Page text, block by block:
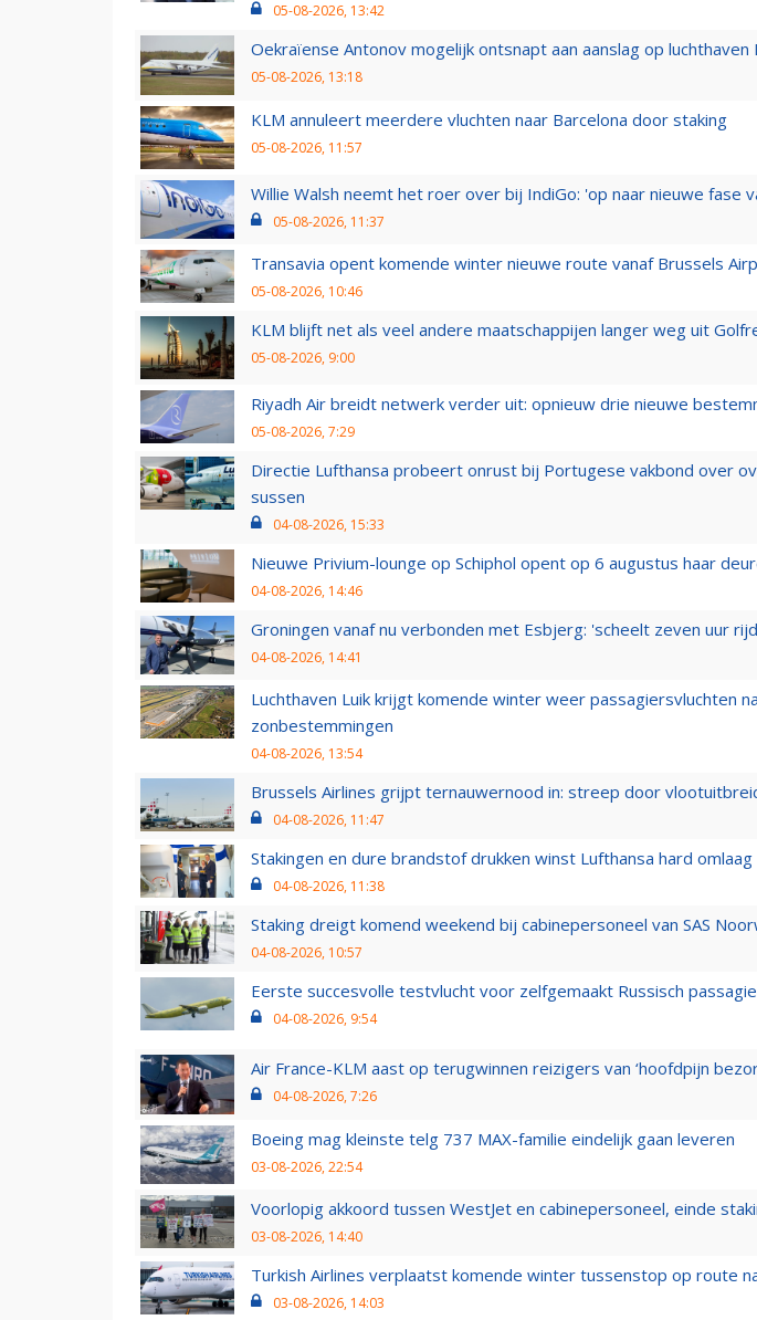
05-08-2026, 13:42
Oekraïense Antonov mogelijk ontsnapt aan aanslag op luchthaven
05-08-2026, 13:18
KLM annuleert meerdere vluchten naar Barcelona door staking
05-08-2026, 11:57
Willie Walsh neemt het roer over bij IndiGo: 'op naar nieuwe fase
05-08-2026, 11:37
Transavia opent komende winter nieuwe route vanaf Brussels
05-08-2026, 10:46
KLM blijft net als veel andere maatschappijen langer weg uit
05-08-2026, 9:00
Riyadh Air breidt netwerk verder uit: opnieuw drie nieuwe
05-08-2026, 7:29
Directie Lufthansa probeert onrust bij Portugese vakbond over
sussen
04-08-2026, 15:33
Nieuwe Privium-lounge op Schiphol opent op 6 augustus haar
04-08-2026, 14:46
Groningen vanaf nu verbonden met Esbjerg: 'scheelt zeven uur
04-08-2026, 14:41
Luchthaven Luik krijgt komende winter weer passagiersvluchten
zonbestemmingen
04-08-2026, 13:54
Brussels Airlines grijpt ternauwernood in: streep door
04-08-2026, 11:47
Stakingen en dure brandstof drukken winst Lufthansa hard omlaag
04-08-2026, 11:38
Staking dreigt komend weekend bij cabinepersoneel van SAS
04-08-2026, 10:57
Eerste succesvolle testvlucht voor zelfgemaakt Russisch
04-08-2026, 9:54
Air France-KLM aast op terugwinnen reizigers van ‘hoofdpijn
04-08-2026, 7:26
Boeing mag kleinste telg 737 MAX-familie eindelijk gaan leveren
03-08-2026, 22:54
Voorlopig akkoord tussen WestJet en cabinepersoneel, einde
03-08-2026, 14:40
Turkish Airlines verplaatst komende winter tussenstop op route
03-08-2026, 14:03